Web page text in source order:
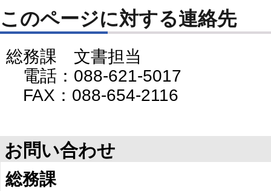
このページに対する連絡先
総務課 文書担当
電話：088-621-5017
FAX：088-654-2116
お問い合わせ
総務課